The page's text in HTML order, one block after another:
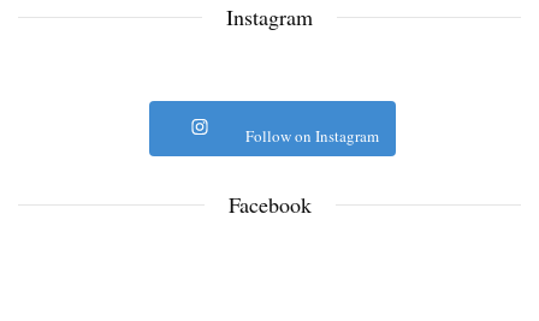
Instagram
Follow on Instagram
Facebook